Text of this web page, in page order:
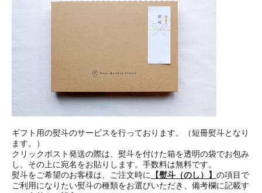
ギフト用の熨斗のサービスを行っております。（短冊熨斗となり
ます。）
クリックポスト発送の際は、熨斗を付けた箱を透明の袋でお包み
し、その上に宛名をお貼りします。手数料は無料です。
熨斗をご希望のお客様は、ご注文時に
【熨斗（のし）】 の項目で
ご利用になりたい熨斗の種類をお選びいただき、備考欄に記載す